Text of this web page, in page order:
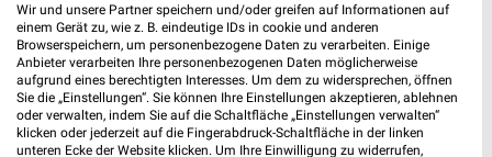
4,6 km
Wochenend Spezial
Gültig ab Fr. 14.08.
19,4 km
Angebote ab 03.08.
Noch morgen gültig
NORMA Globus
Wir und unsere Partner speichern und/oder greifen auf Informationen auf
einem Gerät zu, wie z. B. eindeutige IDs in cookie und anderen
Browserspeichern, um personenbezogene Daten zu verarbeiten. Einige
Anbieter verarbeiten Ihre personenbezogenen Daten möglicherweise
aufgrund eines berechtigten Interesses. Um dem zu widersprechen, öffnen
Sie die „Einstellungen“. Sie können Ihre Einstellungen akzeptieren, ablehnen
oder verwalten, indem Sie auf die Schaltfläche „Einstellungen verwalten“
klicken oder jederzeit auf die Fingerabdruck-Schaltfläche in der linken
unteren Ecke der Website klicken. Um Ihre Einwilligung zu widerrufen,